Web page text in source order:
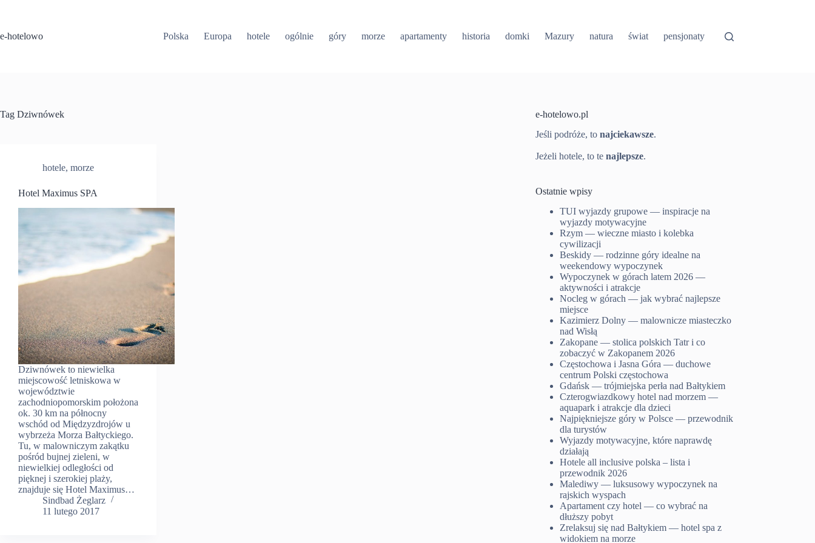
e-hotelowo
Polska Europa hotele ogólnie góry morze apartamenty historia domki Mazury natura świat pensjonaty
Tag Dziwnówek
hotele, morze
Hotel Maximus SPA
Dziwnówek to niewielka
miejscowość letniskowa w
województwie
zachodniopomorskim położona
ok. 30 km na północny
wschód od Międzyzdrojów u
wybrzeża Morza Bałtyckiego.
Tu, w malowniczym zakątku
pośród bujnej zieleni, w
niewielkiej odległości od
pięknej i szerokiej plaży,
znajduje się Hotel Maximus…
Sindbad Żeglarz
11 lutego 2017
e-hotelowo.pl
Jeśli podróże, tonajciekawsze.
Jeżeli hotele, to tenajlepsze.
Ostatnie wpisy
TUI wyjazdy grupowe — inspiracje na
wyjazdy motywacyjne
Rzym — wieczne miasto i kolebka
cywilizacji
Beskidy — rodzinne góry idealne na
weekendowy wypoczynek
Wypoczynek w górach latem 2026 —
aktywności i atrakcje
Nocleg w górach — jak wybrać najlepsze
miejsce
Kazimierz Dolny — malownicze miasteczko
nad Wisłą
Zakopane — stolica polskich Tatr i co
zobaczyć w Zakopanem 2026
Częstochowa i Jasna Góra — duchowe
centrum Polski częstochowa
Gdańsk — trójmiejska perła nad Bałtykiem
Czterogwiazdkowy hotel nad morzem —
aquapark i atrakcje dla dzieci
Najpiękniejsze góry w Polsce — przewodnik
dla turystów
Wyjazdy motywacyjne, które naprawdę
działają
Hotele all inclusive polska – lista i
przewodnik 2026
Malediwy — luksusowy wypoczynek na
rajskich wyspach
Apartament czy hotel — co wybrać na
dłuższy pobyt
Zrelaksuj się nad Bałtykiem — hotel spa z
widokiem na morze